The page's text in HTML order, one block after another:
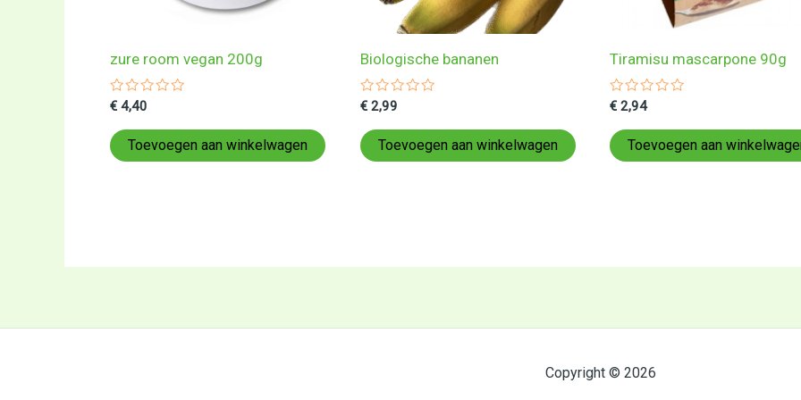
zure room vegan 200g
Gewaardeerd
uit
5
€ 4,40
Toevoegen aan winkelwagen
Biologische bananen
Gewaardeerd
uit
5
€2,99
Toevoegen aan winkelwagen
Tiramisu mascarpone 90g
Gewaardeerd
uit
5
€ 2,94
Toevoegen aan
Copyright © 2026